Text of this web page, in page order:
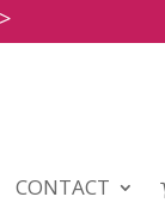
CONTACT